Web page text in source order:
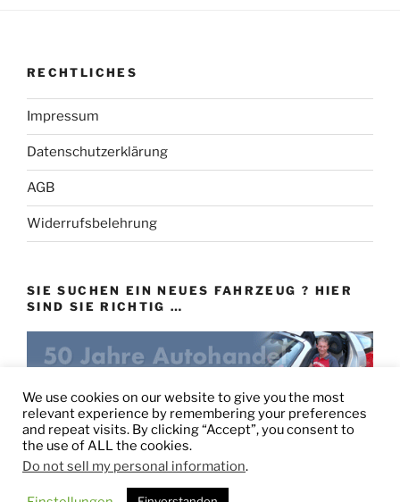
RECHTLICHES
Impressum
Datenschutzerklärung
AGB
Widerrufsbelehrung
SIE SUCHEN EIN NEUES FAHRZEUG ? HIER
SIND SIE RICHTIG …
eu-autovertrieb.de
We use cookies on our website to give you the most
relevant experience by remembering your preferences
and repeat visits. By clicking “Accept”, you consent to
the use of ALL the cookies.
Do not sell my personal information.